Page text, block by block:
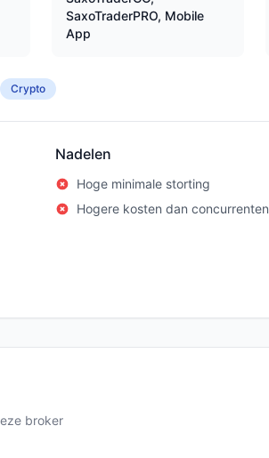
SaxoTraderPRO, Mobile
App
Crypto
Nadelen
Hoge minimale storting
Hogere kosten dan concurrenten
broker